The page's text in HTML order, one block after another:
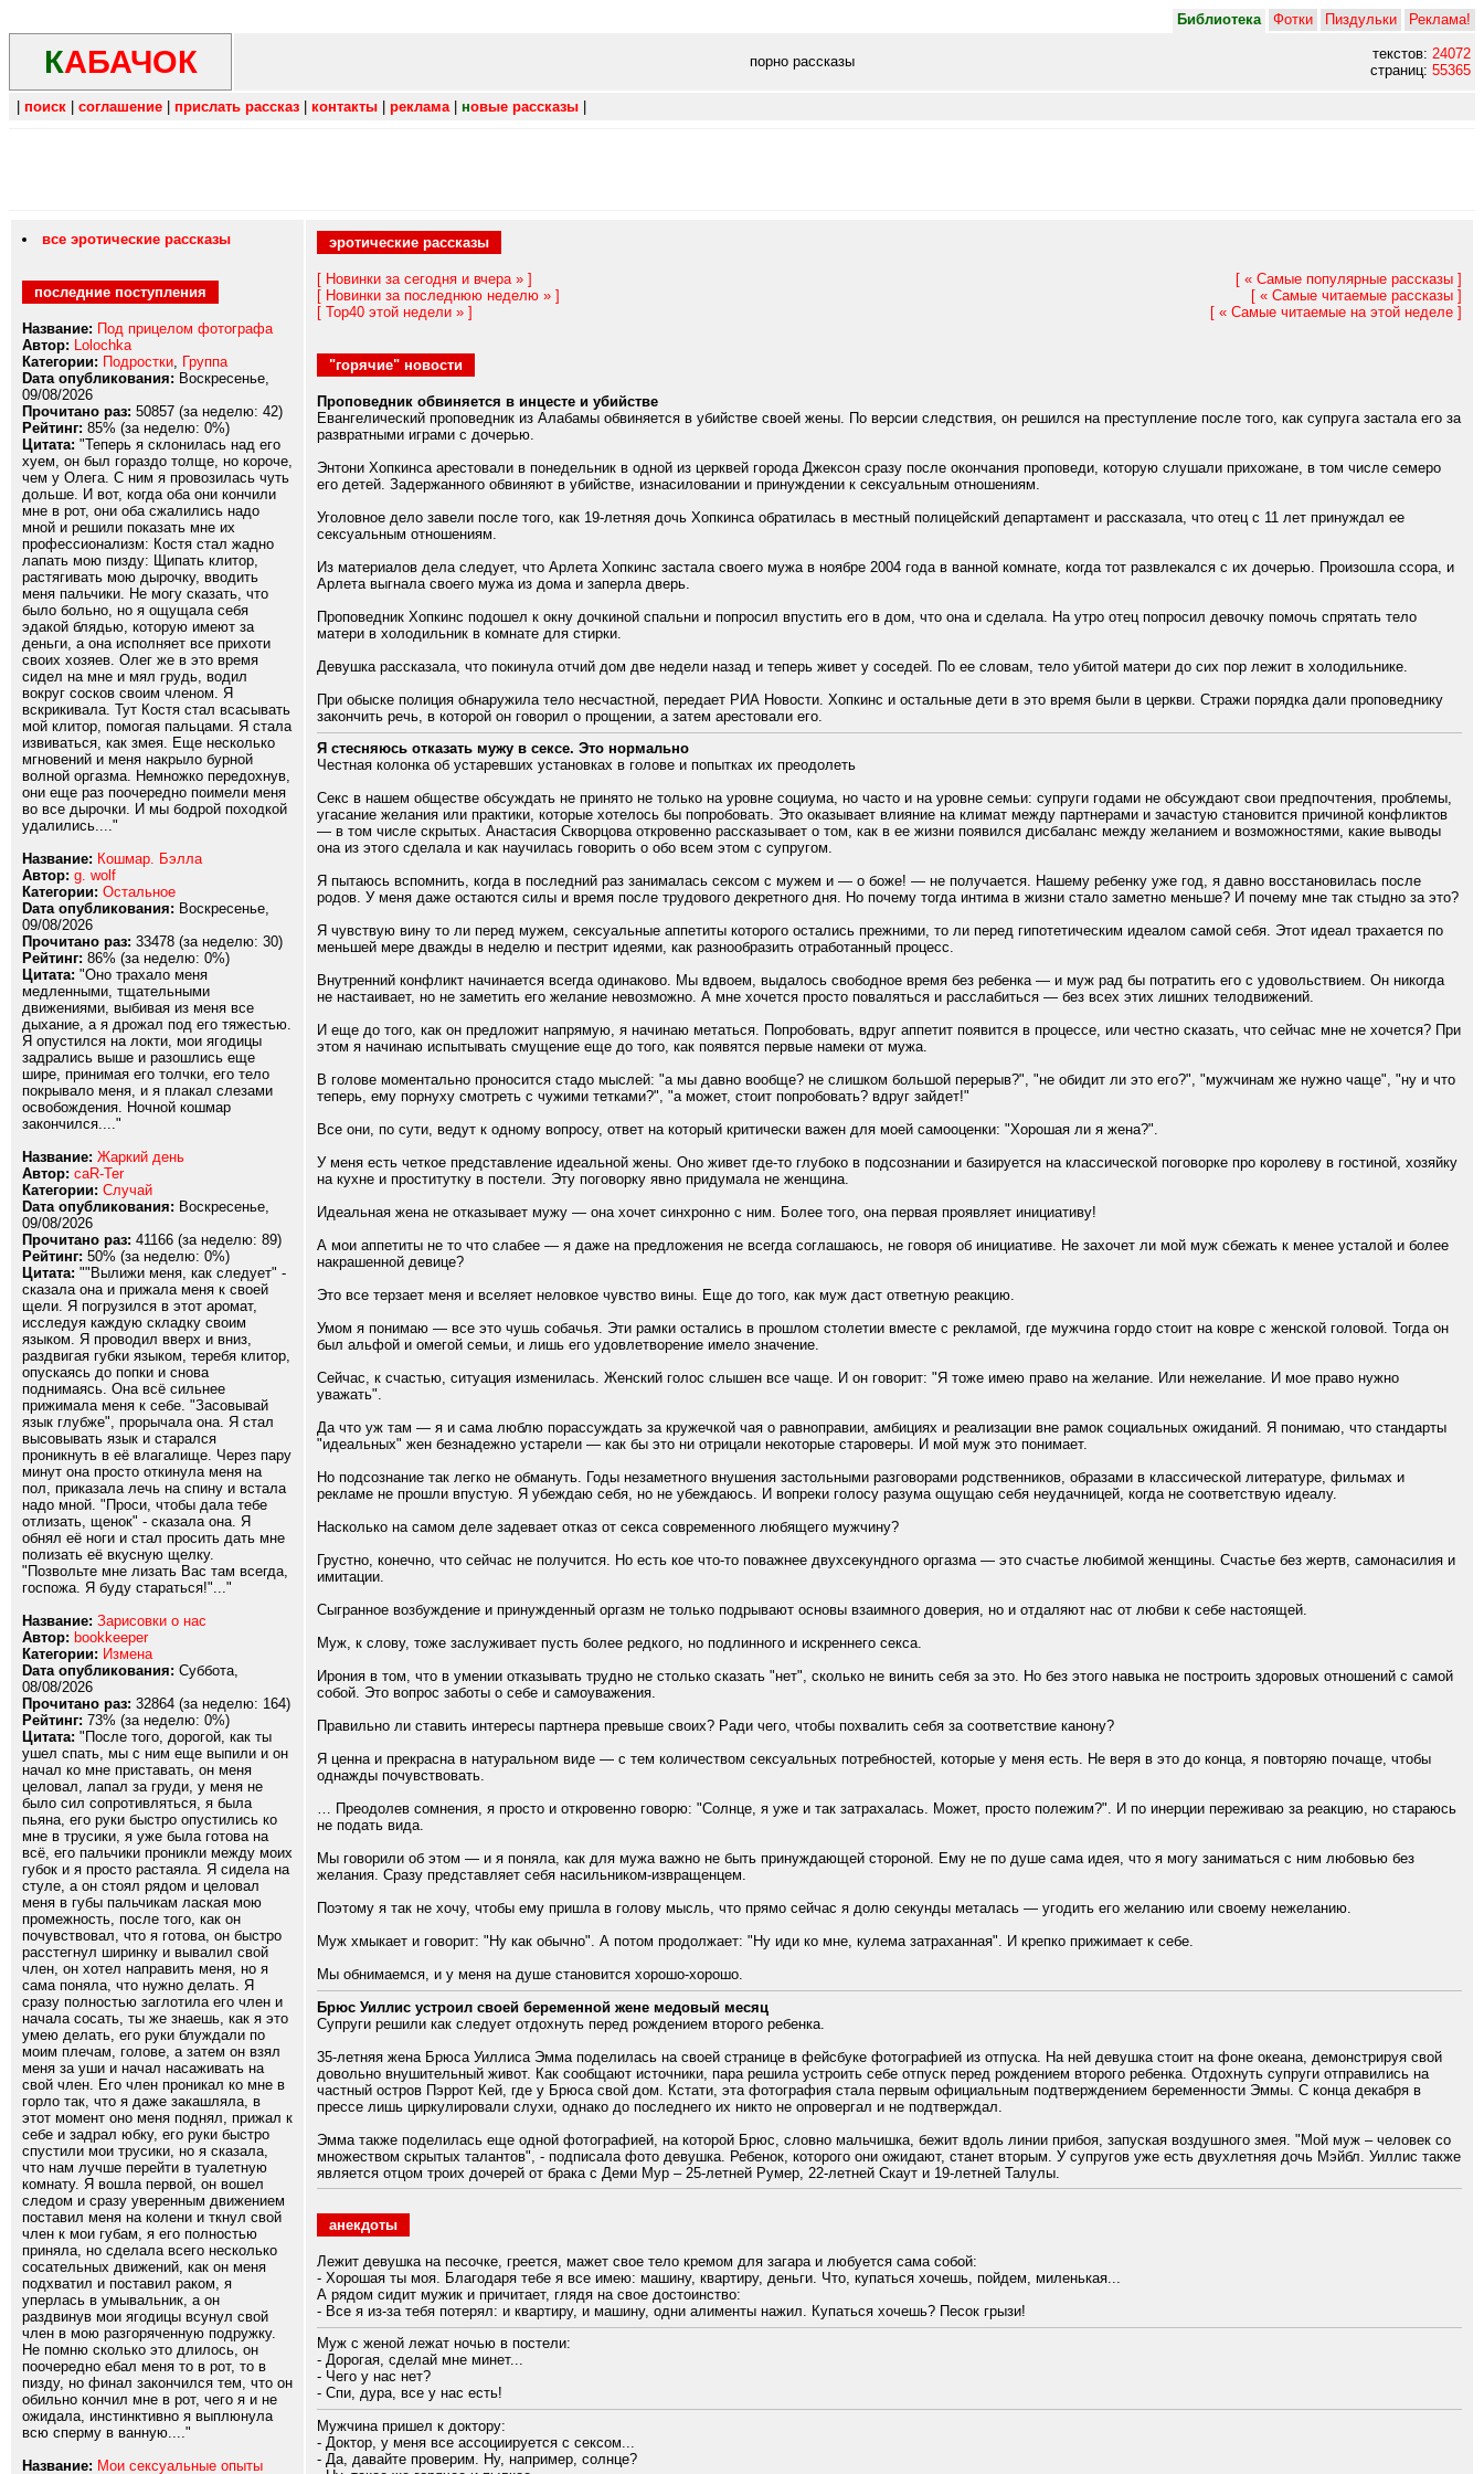
Библиотека Фотки Пиздульки Реклама!
КАБАЧОК порно рассказы текстов: 24072
страниц: 55365
поиск соглашение прислать рассказ контакты реклама| новые рассказы
все эротические рассказы
последние поступления
Название: Под прицелом фотографа
Автор: Lolochka
Категории: Подростки, Группа
Dата опубликования: Воскресенье,
09/08/2026
Прочитано раз: 50857 (за неделю: 42)
Рейтинг: 85% (за неделю: 0%)
Цитата: "Теперь я склонилась над его
хуем, он был гораздо толще, но короче,
чем у Олега. С ним я провозилась чуть
дольше. И вот, когда оба они кончили
мне в рот, они оба сжалились надо
мной и решили показать мне их
профессионализм: Костя стал жадно
лапать мою пизду: Щипать клитор,
растягивать мою дырочку, вводить
меня пальчики. Не могу сказать, что
было больно, но я ощущала себя
эдакой блядью, которую имеют за
деньги, а она исполняет все прихоти
своих хозяев. Олег же в это время
сидел на мне и мял грудь, водил
вокруг сосков своим членом. Я
вскрикивала. Тут Костя стал всасывать
мой клитор, помогая пальцами. Я стала
извиваться, как змея. Еще несколько
мгновений и меня накрыло бурной
волной оргазма. Немножко передохнув,
они еще раз поочередно поимели меня
во все дырочки. И мы бодрой походкой
удалились...."
Название: Кошмар. Бэлла
Автор: g. wolf
Категории: Остальное
Dата опубликования: Воскресенье,
09/08/2026
Прочитано раз: 33478 (за неделю: 30)
Рейтинг: 86% (за неделю: 0%)
Цитата: "Оно трахало меня
медленными, тщательными
движениями, выбивая из меня все
дыхание, а я дрожал под его тяжестью.
Я опустился на локти, мои ягодицы
задрались выше и разошлись еще
шире, принимая его толчки, его тело
покрывало меня, и я плакал слезами
освобождения. Ночной кошмар
закончился...."
Название: Жаркий день
Автор: caR-Ter
Категории: Случай
Dата опубликования: Воскресенье,
09/08/2026
Прочитано раз: 41166 (за неделю: 89)
Рейтинг: 50% (за неделю: 0%)
Цитата: ""Вылижи меня, как следует" -
сказала она и прижала меня к своей
щели. Я погрузился в этот аромат,
исследуя каждую складку своим
языком. Я проводил вверх и вниз,
раздвигая губки языком, теребя клитор,
опускаясь до попки и снова
поднимаясь. Она всё сильнее
прижимала меня к себе. "Засовывай
язык глубже", прорычала она. Я стал
высовывать язык и старался
проникнуть в её влагалище. Через пару
минут она просто откинула меня на
пол, приказала лечь на спину и встала
надо мной. "Проси, чтобы дала тебе
отлизать, щенок" - сказала она. Я
обнял её ноги и стал просить дать мне
полизать её вкусную щелку.
"Позвольте мне лизать Вас там всегда,
госпожа. Я буду стараться!"..."
Название: Зарисовки о нас
Автор: bookkeeper
Категории: Измена
Dата опубликования: Суббота,
08/08/2026
Прочитано раз: 32864 (за неделю: 164)
Рейтинг: 73% (за неделю: 0%)
Цитата: "После того, дорогой, как ты
ушел спать, мы с ним еще выпили и он
начал ко мне приставать, он меня
целовал, лапал за груди, у меня не
было сил сопротивляться, я была
пьяна, его руки быстро опустились ко
мне в трусики, я уже была готова на
всё, его пальчики проникли между моих
губок и я просто растаяла. Я сидела на
стуле, а он стоял рядом и целовал
меня в губы пальчикам лаская мою
промежность, после того, как он
почувствовал, что я готова, он быстро
расстегнул ширинку и вывалил свой
член, он хотел направить меня, но я
сама поняла, что нужно делать. Я
сразу полностью заглотила его член и
начала сосать, ты же знаешь, как я это
умею делать, его руки блуждали по
моим плечам, голове, а затем он взял
меня за уши и начал насаживать на
свой член. Его член проникал ко мне в
горло так, что я даже закашляла, в
этот момент оно меня поднял, прижал к
себе и задрал юбку, его руки быстро
спустили мои трусики, но я сказала,
что нам лучше перейти в туалетную
комнату. Я вошла первой, он вошел
следом и сразу уверенным движением
поставил меня на колени и ткнул свой
член к мои губам, я его полностью
приняла, но сделала всего несколько
сосательных движений, как он меня
подхватил и поставил раком, я
уперлась в умывальник, а он
раздвинув мои ягодицы всунул свой
член в мою разгоряченную подружку.
Не помню сколько это длилось, он
поочередно ебал меня то в рот, то в
пизду, но финал закончился тем, что он
обильно кончил мне в рот, чего я и не
ожидала, инстинктивно я выплюнула
всю сперму в ванную...."
Название: Мои сексуальные опыты
эротические рассказы
[ Новинки за сегодня и вчера » ]
[ « Самые популярные рассказы ]
[ Новинки за последнюю неделю » ]
[ « Самые читаемые рассказы ]
[ Top40 этой недели » ]
[ « Самые читаемые на этой неделе ]
"горячие" новости
Проповедник обвиняется в инцесте и убийстве
Евангелический проповедник из Алабамы обвиняется в убийстве своей жены. По версии следствия, он решился на преступление после того, как супруга застала его за
развратными играми с дочерью.
Энтони Хопкинса арестовали в понедельник в одной из церквей города Джексон сразу после окончания проповеди, которую слушали прихожане, в том числе семеро
его детей. Задержанного обвиняют в убийстве, изнасиловании и принуждении к сексуальным отношениям.
Уголовное дело завели после того, как 19-летняя дочь Хопкинса обратилась в местный полицейский департамент и рассказала, что отец с 11 лет принуждал ее
сексуальным отношениям.
Из материалов дела следует, что Арлета Хопкинс застала своего мужа в ноябре 2004 года в ванной комнате, когда тот развлекался с их дочерью. Произошла ссора, и
Арлета выгнала своего мужа из дома и заперла дверь.
Проповедник Хопкинс подошел к окну дочкиной спальни и попросил впустить его в дом, что она и сделала. На утро отец попросил девочку помочь спрятать тело
матери в холодильник в комнате для стирки.
Девушка рассказала, что покинула отчий дом две недели назад и теперь живет у соседей. По ее словам, тело убитой матери до сих пор лежит в холодильнике.
При обыске полиция обнаружила тело несчастной, передает РИА Новости. Хопкинс и остальные дети в это время были в церкви. Стражи порядка дали проповеднику
закончить речь, в которой он говорил о прощении, а затем арестовали его.
Я стесняюсь отказать мужу в сексе. Это нормально
Честная колонка об устаревших установках в голове и попытках их преодолеть
Секс в нашем обществе обсуждать не принято не только на уровне социума, но часто и на уровне семьи: супруги годами не обсуждают свои предпочтения, проблемы,
угасание желания или практики, которые хотелось бы попробовать. Это оказывает влияние на климат между партнерами и зачастую становится причиной конфликтов
— в том числе скрытых. Анастасия Скворцова откровенно рассказывает о том, как в ее жизни появился дисбаланс между желанием и возможностями, какие выводы
она из этого сделала и как научилась говорить о обо всем этом с супругом.
Я пытаюсь вспомнить, когда в последний раз занималась сексом с мужем и — о боже! — не получается. Нашему ребенку уже год, я давно восстановилась после
родов. У меня даже остаются силы и время после трудового декретного дня. Но почему тогда интима в жизни стало заметно меньше? И почему мне так стыдно за это?
Я чувствую вину то ли перед мужем, сексуальные аппетиты которого остались прежними, то ли перед гипотетическим идеалом самой себя. Этот идеал трахается по
меньшей мере дважды в неделю и пестрит идеями, как разнообразить отработанный процесс.
Внутренний конфликт начинается всегда одинаково. Мы вдвоем, выдалось свободное время без ребенка — и муж рад бы потратить его с удовольствием. Он никогда
не настаивает, но не заметить его желание невозможно. А мне хочется просто поваляться и расслабиться — без всех этих лишних телодвижений.
И еще до того, как он предложит напрямую, я начинаю метаться. Попробовать, вдруг аппетит появится в процессе, или честно сказать, что сейчас мне не хочется? При
этом я начинаю испытывать смущение еще до того, как появятся первые намеки от мужа.
В голове моментально проносится стадо мыслей: "а мы давно вообще? не слишком большой перерыв?", "не обидит ли это его?", "мужчинам же нужно чаще", "ну и что
теперь, ему порнуху смотреть с чужими тетками?", "а может, стоит попробовать? вдруг зайдет!"
Все они, по сути, ведут к одному вопросу, ответ на который критически важен для моей самооценки: "Хорошая ли я жена?".
У меня есть четкое представление идеальной жены. Оно живет где-то глубоко в подсознании и базируется на классической поговорке про королеву в гостиной, хозяйку
на кухне и проститутку в постели. Эту поговорку явно придумала не женщина.
Идеальная жена не отказывает мужу — она хочет синхронно с ним. Более того, она первая проявляет инициативу!
А мои аппетиты не то что слабее — я даже на предложения не всегда соглашаюсь, не говоря об инициативе. Не захочет ли мой муж сбежать к менее усталой и более
накрашенной девице?
Это все терзает меня и вселяет неловкое чувство вины. Еще до того, как муж даст ответную реакцию.
Умом я понимаю — все это чушь собачья. Эти рамки остались в прошлом столетии вместе с рекламой, где мужчина гордо стоит на ковре с женской головой. Тогда он
был альфой и омегой семьи, и лишь его удовлетворение имело значение.
Сейчас, к счастью, ситуация изменилась. Женский голос слышен все чаще. И он говорит: "Я тоже имею право на желание. Или нежелание. И мое право нужно
уважать".
Да что уж там — я и сама люблю порассуждать за кружечкой чая о равноправии, амбициях и реализации вне рамок социальных ожиданий. Я понимаю, что стандарты
"идеальных" жен безнадежно устарели — как бы это ни отрицали некоторые староверы. И мой муж это понимает.
Но подсознание так легко не обмануть. Годы незаметного внушения застольными разговорами родственников, образами в классической литературе, фильмах и
рекламе не прошли впустую. Я убеждаю себя, но не убеждаюсь. И вопреки голосу разума ощущаю себя неудачницей, когда не соответствую идеалу.
Насколько на самом деле задевает отказ от секса современного любящего мужчину?
Грустно, конечно, что сейчас не получится. Но есть кое что-то поважнее двухсекундного оргазма — это счастье любимой женщины. Счастье без жертв, самонасилия и
имитации.
Сыгранное возбуждение и принужденный оргазм не только подрывают основы взаимного доверия, но и отдаляют нас от любви к себе настоящей.
Муж, к слову, тоже заслуживает пусть более редкого, но подлинного и искреннего секса.
Ирония в том, что в умении отказывать трудно не столько сказать "нет", сколько не винить себя за это. Но без этого навыка не построить здоровых отношений с самой
собой. Это вопрос заботы о себе и самоуважения.
Правильно ли ставить интересы партнера превыше своих? Ради чего, чтобы похвалить себя за соответствие канону?
Я ценна и прекрасна в натуральном виде — с тем количеством сексуальных потребностей, которые у меня есть. Не веря в это до конца, я повторяю почаще, чтобы
однажды почувствовать.
… Преодолев сомнения, я просто и откровенно говорю: "Солнце, я уже и так затрахалась. Может, просто полежим?". И по инерции переживаю за реакцию, но стараюсь
не подать вида.
Мы говорили об этом — и я поняла, как для мужа важно не быть принуждающей стороной. Ему не по душе сама идея, что я могу заниматься с ним любовью без
желания. Сразу представляет себя насильником-извращенцем.
Поэтому я так не хочу, чтобы ему пришла в голову мысль, что прямо сейчас я долю секунды металась — угодить его желанию или своему нежеланию.
Муж хмыкает и говорит: "Ну как обычно". А потом продолжает: "Ну иди ко мне, кулема затраханная". И крепко прижимает к себе.
Мы обнимаемся, и у меня на душе становится хорошо-хорошо.
Брюс Уиллис устроил своей беременной жене медовый месяц
Супруги решили как следует отдохнуть перед рождением второго ребенка.
35-летняя жена Брюса Уиллиса Эмма поделилась на своей странице в фейсбуке фотографией из отпуска. На ней девушка стоит на фоне океана, демонстрируя свой
довольно внушительный живот. Как сообщают источники, пара решила устроить себе отпуск перед рождением второго ребенка. Отдохнуть супруги отправились на
частный остров Пэррот Кей, где у Брюса свой дом. Кстати, эта фотография стала первым официальным подтверждением беременности Эммы. С конца декабря в
прессе лишь циркулировали слухи, однако до последнего их никто не опровергал и не подтверждал.
Эмма также поделилась еще одной фотографией, на которой Брюс, словно мальчишка, бежит вдоль линии прибоя, запуская воздушного змея. "Мой муж – человек со
множеством скрытых талантов", - подписала фото девушка. Ребенок, которого они ожидают, станет вторым. У супругов уже есть двухлетняя дочь Мэйбл. Уиллис также
является отцом троих дочерей от брака с Деми Мур – 25-летней Румер, 22-летней Скаут и 19-летней Талулы.
анекдоты
Лежит девушка на песочке, греется, мажет свое тело кремом для загара и любуется сама собой:
- Хорошая ты моя. Благодаря тебе я все имею: машину, квартиру, деньги. Что, купаться хочешь, пойдем, миленькая...
А рядом сидит мужик и причитает, глядя на свое достоинство:
- Все я из-за тебя потерял: и квартиру, и машину, одни алименты нажил. Купаться хочешь? Песок грызи!
Муж с женой лежат ночью в постели:
- Дорогая, сделай мне минет...
- Чего у нас нет?
- Спи, дура, все у нас есть!
Мужчина пришел к доктору:
- Доктор, у меня все ассоциируется с сексом...
- Да, давайте проверим. Ну, например, солнце?